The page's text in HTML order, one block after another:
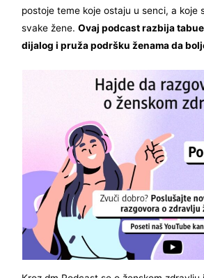
postoje teme koje ostaju u senci, a koje
svake žene.Ovaj podcast razbija
dijalog i pruža podršku ženama da